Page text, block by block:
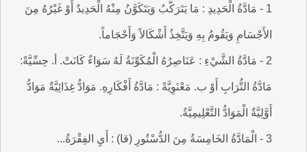
1 - مَادَّةُ الْحَدِيدِ : مَا يَتَرَكَّبُ وَيَتَكَوَّنُ مِنْهُ الْحَدِيدُ أَوْ غَيْرُهُ مِنَ
الأَجْسَامِ وَيَقُومُ بِهِ وَيَتَّخِذُ أَشْكَالاً وَأَحْجَاماً.
2 - مَادَّةُ الشَّيْءِ : عَنَاصِرُهُ الْمُكَوِّنَةُ لَهُ سَوَاءٌ كَانَتْ. أ. حِسِّيَّةً:
مَادَّةُ التُّرَابِ أَوْ ب. مَعْنَوِيَّةً : مَادَّةُ أَفْكَارِهِ. مَوَادُّ غِذَائِيَّةٌ مَوَادُّ
أَوَّلِيَّةٌ الْمَوَادُّ التَّعْلِيمِيَّةُ.
3 - الْمَادَّةُ الخَامِسَةُ مِنَ الدُّسْتُورِ (قا) : أَيِ الفِقْرَةُ...